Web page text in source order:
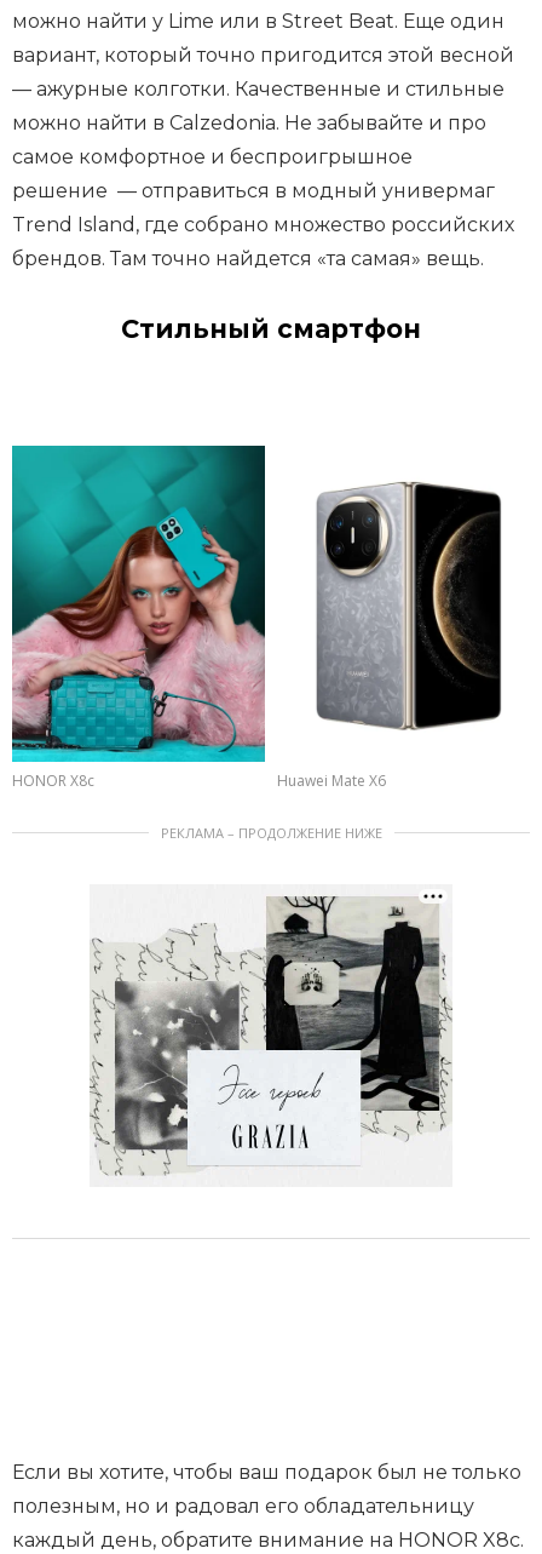
можно найти у Lime или в Street Beat. Еще один
вариант, который точно пригодится этой весной
— ажурные колготки. Качественные и стильные
можно найти в Calzedonia. Не забывайте и про
самое комфортное и беспроигрышное
решение — отправиться в модный универмаг
Trend Island, где собрано множество российских
брендов. Там точно найдется «та самая» вещь.
Стильный смартфон
HONOR X8c Huawei Mate X6
РЕКЛАМА – ПРОДОЛЖЕНИЕ НИЖЕ
Если вы хотите, чтобы ваш подарок был не только
полезным, но и радовал его обладательницу
каждый день, обратите внимание на HONOR X8c.